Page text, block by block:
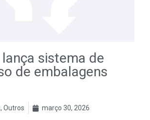
sistema de
de embalagens
,Outros março 30, 2026